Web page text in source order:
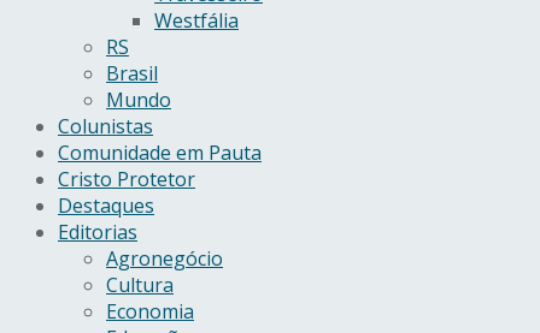
Westfália
RS
Brasil
Mundo
Colunistas
Comunidade em Pauta
Cristo Protetor
Destaques
Editorias
Agronegócio
Cultura
Economia